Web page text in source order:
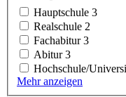
Hauptschule 3
Realschule 2
Fachabitur3
Abitur3
Hochschule/
Mehr anzeigen